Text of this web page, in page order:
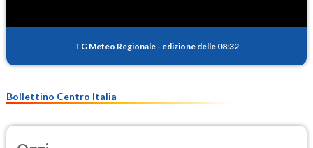
TG Meteo Regionale - edizione delle 08:32
Bollettino Centro Italia